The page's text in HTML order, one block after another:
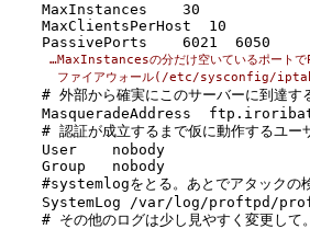
MaxInstances    30
MaxClientsPerHost  10
PassivePorts    6021  6050
…MaxInstancesの分だけ空いているポート
ファイアウォール(/etc/sysconfig/
# 外部から確実にこのサーバーに到達す
MasqueradeAddress
# 認証が成立するまで仮に動作するユー
User    nobody
Group   nobody
#systemlogをとる。あとでアタックの検
SystemLog /var/log/proftpd/
# その他のログは少し見やすく変更して。